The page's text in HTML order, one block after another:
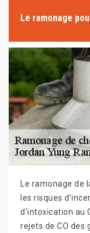
Le ramonage
Le ramonage
les risques
d’intoxication au
rejets de CO des